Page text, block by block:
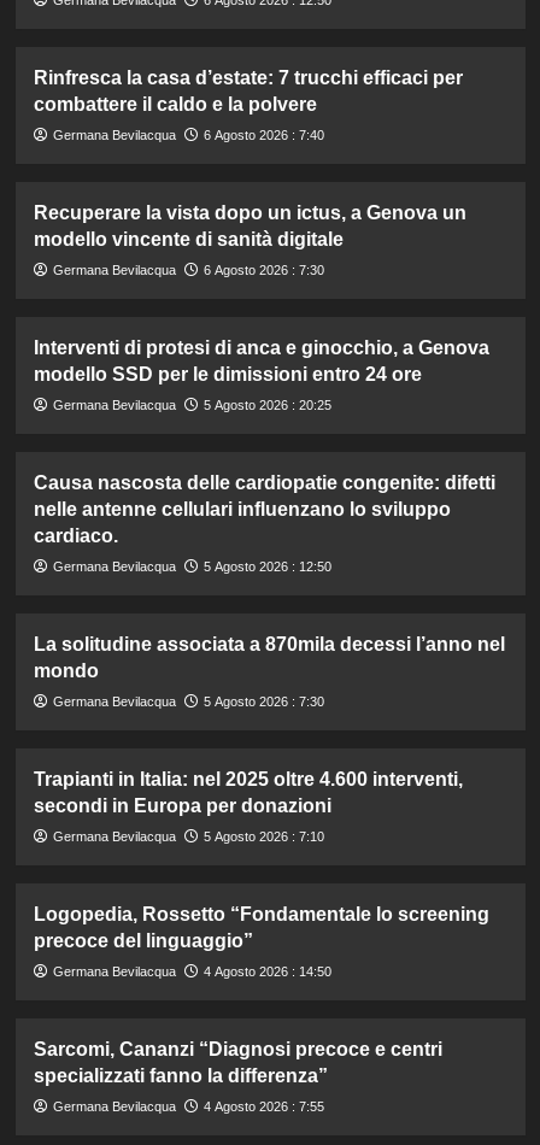
Rinfresca la casa d’estate: 7 trucchi efficaci per
combattere il caldo e la polvere
Germana Bevilacqua 6 Agosto 2026 : 7:40
Recuperare la vista dopo un ictus, a Genova un
modello vincente di sanità digitale
Germana Bevilacqua 6 Agosto 2026 : 7:30
Interventi di protesi di anca e ginocchio, a Genova
modello SSD per le dimissioni entro 24 ore
Germana Bevilacqua 5 Agosto 2026 : 20:25
Causa nascosta delle cardiopatie congenite: difetti
nelle antenne cellulari influenzano lo sviluppo
cardiaco.
Germana Bevilacqua 5 Agosto 2026 : 12:50
La solitudine associata a 870mila decessi l’anno nel
mondo
Germana Bevilacqua 5 Agosto 2026 : 7:30
Trapianti in Italia: nel 2025 oltre 4.600 interventi,
secondi in Europa per donazioni
Germana Bevilacqua 5 Agosto 2026 : 7:10
Logopedia, Rossetto “Fondamentale lo screening
precoce del linguaggio”
Germana Bevilacqua 4 Agosto 2026 : 14:50
Sarcomi, Cananzi “Diagnosi precoce e centri
specializzati fanno la differenza”
Germana Bevilacqua 4 Agosto 2026 : 7:55